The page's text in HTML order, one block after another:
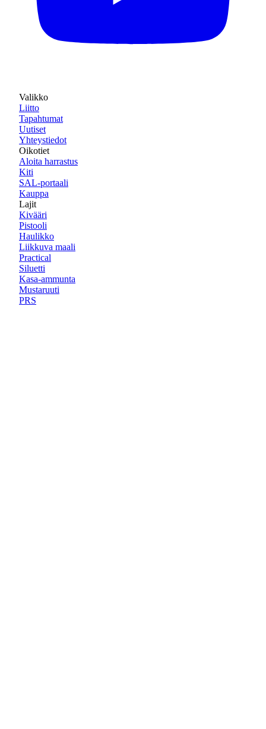
Valikko
Liitto
Tapahtumat
Uutiset
Yhteystiedot
Oikotiet
Aloita harrastus
Kiti
SAL-portaali
Kauppa
Lajit
Kivääri
Pistooli
Haulikko
Liikkuva maali
Practical
Siluetti
Kasa-ammunta
Mustaruuti
PRS